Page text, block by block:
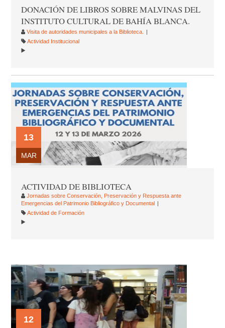
DONACIÓN DE LIBROS SOBRE MALVINAS DEL
INSTITUTO CULTURAL DE BAHÍA BLANCA.
Visita de autoridades municipales a la Biblioteca.
Actividad Institucional
13
MAR
ACTIVIDAD DE BIBLIOTECA
Jornadas sobre Conservación, Preservación y Respuesta ante
Emergencias del Patrimonio Bibliográfico y Documental
Actividad de Formación
12